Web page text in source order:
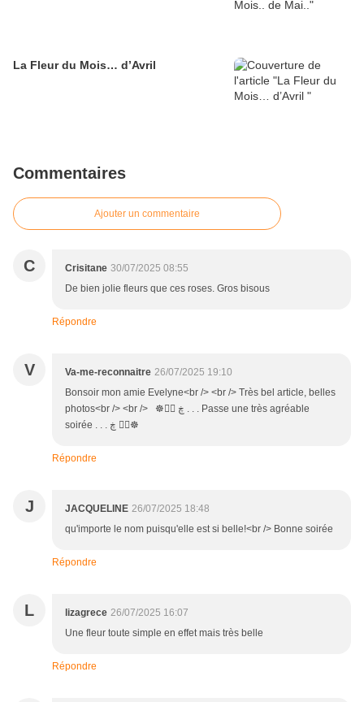
La Fleur du Mois… d’Avril
Commentaires
Ajouter un commentaire
C Crisitane 30/07/2025 08:55
De bien jolie fleurs que ces roses. Gros bisous
Répondre
V Va-me-reconnaitre 26/07/2025 19:10
Bonsoir mon amie Evelyne<br /> <br /> Très bel article, belles
photos<br /> <br /> ☸ڿ ڰۣ . . . Passe une très agréable
soirée . . . ڰۣ ڿ☸
Répondre
J JACQUELINE 26/07/2025 18:48
qu'importe le nom puisqu'elle est si belle!<br /> Bonne soirée
Répondre
L lizagrece 26/07/2025 16:07
Une fleur toute simple en effet mais très belle
Répondre